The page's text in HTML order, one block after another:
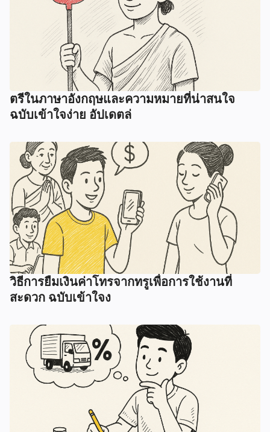
ตรีในภาษาอังกฤษและความหมายที่น่าสนใจ
ฉบับเข้าใจง่าย อัปเดตล่
วิธีการยืมเงินค่าโทรจากทรูเพื่อการใช้งานที่
สะดวก ฉบับเข้าใจง